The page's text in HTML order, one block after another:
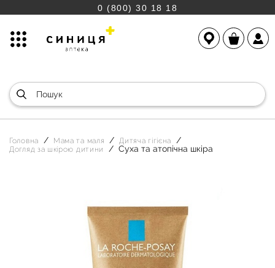
0 (800) 30 18 18
Головна Мама та маля
Дитяча гігієна
Догляд за шкірою дитини
Суха та атопічна шкіра